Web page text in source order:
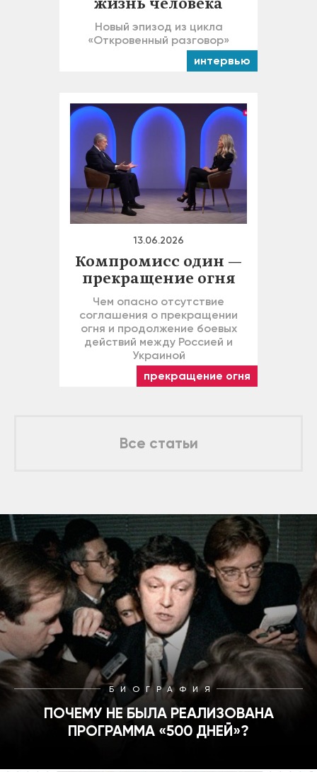
жизнь человека
Новый эпизод из цикла
«Откровенный разговор»
интервью
13.06.2026
Компромисс один —
прекращение огня
Чем опасно отсутствие
соглашения о прекращении
огня и продолжение боевых
действий между Россией и
Украиной
прекращение огня
Все статьи
БИОГРАФИЯ
ПОЧЕМУ НЕ БЫЛА РЕАЛИЗОВАНА
ПРОГРАММА «500 ДНЕЙ»?